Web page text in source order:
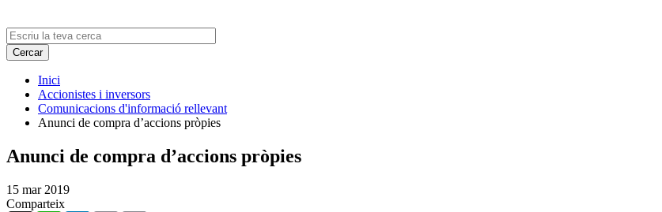
Inici
Accionistes i inversors
Comunicacions d'informació rellevant
Anunci de compra d’accions pròpies
Anunci de compra d’accions pròpies
15 mar 2019
Comparteix